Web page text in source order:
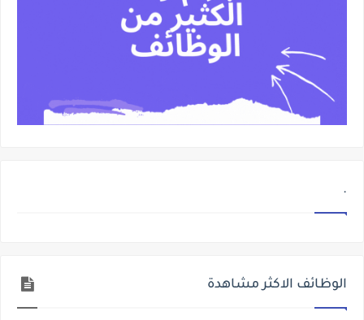
.
الوظائف الاكثر مشاهدة